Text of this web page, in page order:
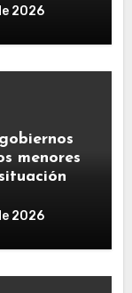
2026
menores
2026